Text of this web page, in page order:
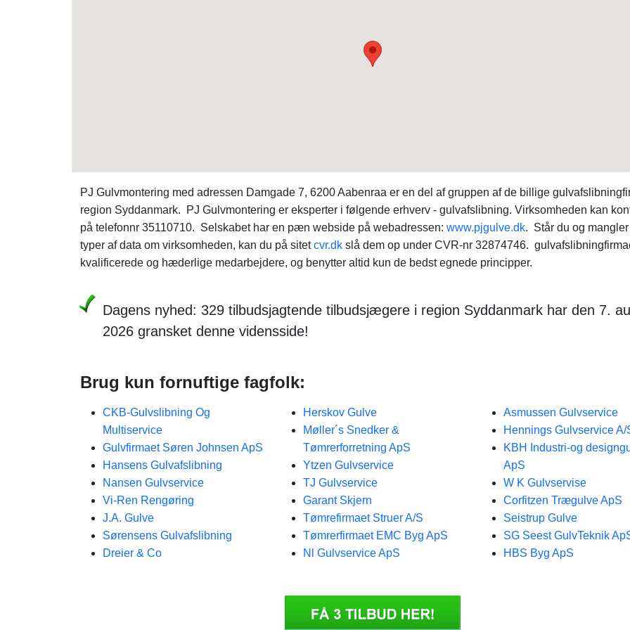
PJ Gulvmontering med adressen Damgade 7, 6200 Aabenraa er en del af gruppen af de billige
region Syddanmark. PJ Gulvmontering er eksperter i følgende erhverv - gulvafslibning. Virksomheden kan
på telefonnr 35110710. Selskabet har en pæn webside på webadressen: www.pjgulve.dk. Står du og
typer af data om virksomheden, kan du på sitetcvr.dk slå dem op under CVR-nr 32874746.
kvalificerede og hæderlige medarbejdere, og benytter altid kun de bedst egnede principper.
Dagens nyhed: 329 tilbudsjagtende tilbudsjægere i region Syddanmark har den 7.
2026 gransket denne vidensside!
Brug kun fornuftige fagfolk:
CKB-Gulvslibning Og
Multiservice
Gulvfirmaet Søren Johnsen ApS
Hansens Gulvafslibning
Nansen Gulvservice
Vi-Ren Rengøring
J.A. Gulve
Sørensens Gulvafslibning
Dreier & Co
Herskov Gulve
Møller´s Snedker &
Tømrerforretning ApS
Ytzen Gulvservice
TJ Gulvservice
Garant Skjern
Tømrefirmaet Struer A/S
Tømrerfirmaet EMC Byg ApS
Nl Gulvservice ApS
Asmussen Gulvservice
Hennings Gulvservice A/
KBH Industri-og
ApS
W K Gulvservise
Corfitzen Trægulve ApS
Seistrup Gulve
SG Seest GulvTeknik
HBS Byg ApS